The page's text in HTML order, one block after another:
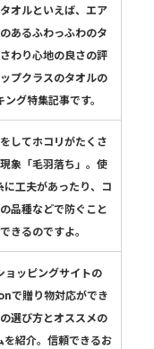
タオルといえば、エア
あるふわっふわのタ
わり心地の良さの評
プクラスのタオルの
ング特集記事です。
してホコリがたくさ
象「毛羽落ち」。使
に工夫があったり、コ
品種などで防ぐこと
きるのですよ。
ョッピングサイトの
で贈り物対応ができ
選び方とオススメの
を紹介。信頼できるお